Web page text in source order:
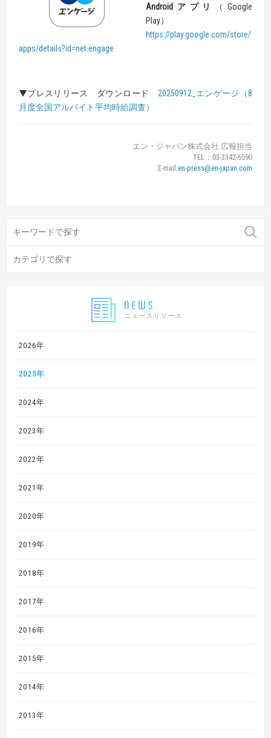
ニュースリリース
2026年
2025年
2024年
2023年
2022年
2021年
2020年
2019年
2018年
2017年
2016年
2015年
2014年
2013年
Android
アプリ
（Google
Play）
https://play.google.com/store/
apps/details?id=net.engage
▼プレスリリース ダウンロード 20250912_エンゲージ（8
月度全国アルバイト平均時給調査）
エン・ジャパン株式会社 広報担当
TEL：03-3342-6590
E-mail:en-press@en-japan.com